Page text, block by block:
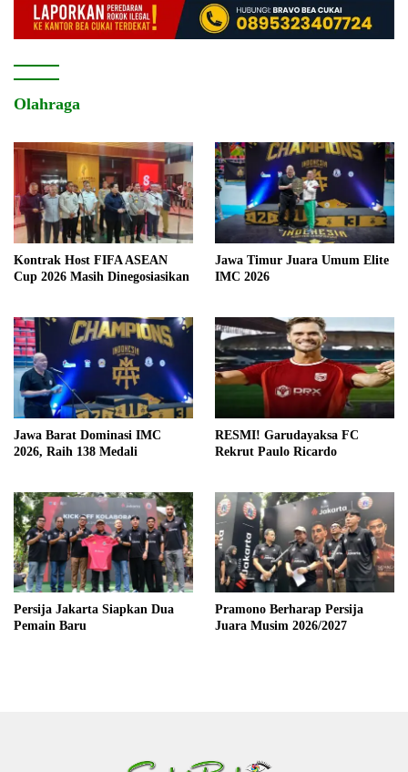
Olahraga
Kontrak Host FIFA ASEAN
Cup 2026 Masih Dinegosiasikan
Jawa Timur Juara Umum Elite
IMC 2026
Jawa Barat Dominasi IMC
2026, Raih 138 Medali
RESMI! Garudayaksa FC
Rekrut Paulo Ricardo
Persija Jakarta Siapkan Dua
Pemain Baru
Pramono Berharap Persija
Juara Musim 2026/2027